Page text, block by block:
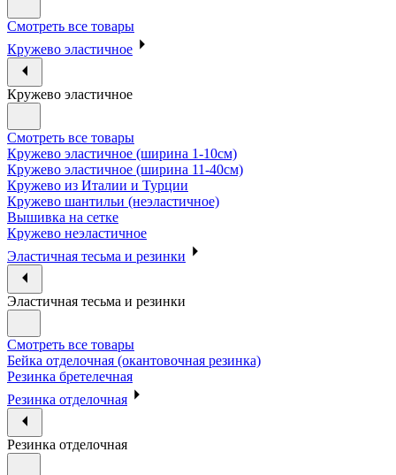
Смотреть все товары
Кружево эластичное
Кружево эластичное
Смотреть все товары
Кружево эластичное (ширина 1-10см)
Кружево эластичное (ширина 11-40см)
Кружево из Италии и Турции
Кружево шантильи (неэластичное)
Вышивка на сетке
Кружево неэластичное
Эластичная тесьма и резинки
Эластичная тесьма и резинки
Смотреть все товары
Бейка отделочная (окантовочная резинка)
Резинка бретелечная
Резинка отделочная
Резинка отделочная